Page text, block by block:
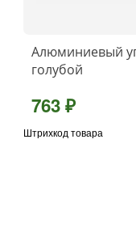
Алюминиевый
голубой
763 ₽
Штрихкод товара